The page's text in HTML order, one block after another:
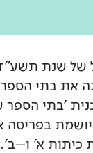
של שנת
את בתי
'בתי הספר
בפריסה
כיתות א'